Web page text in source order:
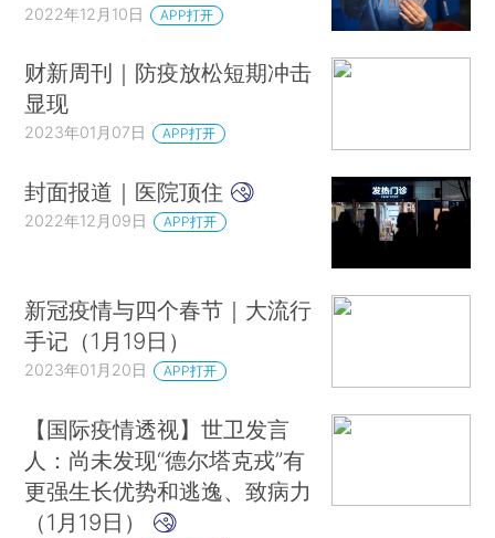
2022年12月10日 APP打开
财新周刊｜防疫放松短期冲击
显现
2023年01月07日 APP打开
封面报道｜医院顶住
2022年12月09日 APP打开
新冠疫情与四个春节｜大流行
手记（1月19日）
2023年01月20日 APP打开
【国际疫情透视】世卫发言
人：尚未发现“德尔塔克戎”有
更强生长优势和逃逸、致病力
（1月19日）